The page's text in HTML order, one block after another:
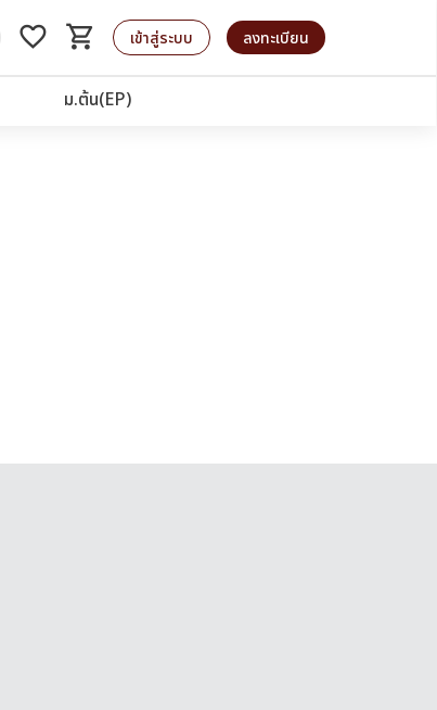
favorite_border shopping_cart
รถเข็น เข้าสู่ระบบ ลงทะเบียน
ม.ต้น(EP)